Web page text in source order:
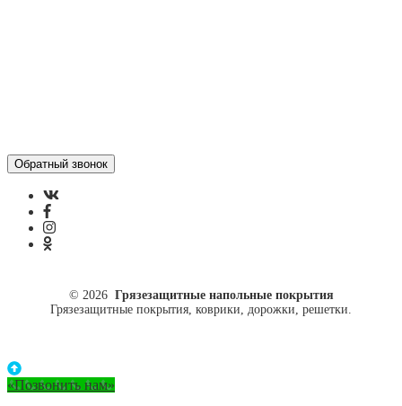
© 2026 Грязезащитные напольные покрытия
Грязезащитные покрытия, коврики, дорожки, решетки.
«Позвонить нам»